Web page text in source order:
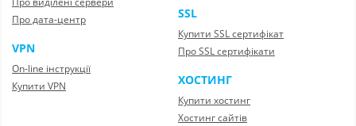
Про дата-центр
VPN
On-line інструкції
Купити VPN
SSL
Купити SSL сертифікат
Про SSL сертифікати
ХОСТИНГ
Купити хостинг
Хостинг сайтів